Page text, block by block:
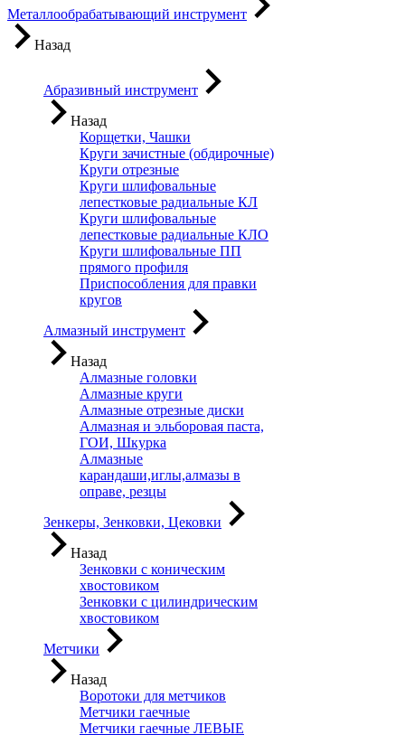
Металлообрабатывающий инструмент
Назад
Абразивный инструмент
Назад
Корщетки, Чашки
Круги зачистные (обдирочные)
Круги отрезные
Круги шлифовальные
лепестковые радиальные КЛ
Круги шлифовальные
лепестковые радиальные КЛО
Круги шлифовальные ПП
прямого профиля
Приспособления для правки
кругов
Алмазный инструмент
Назад
Алмазные головки
Алмазные круги
Алмазные отрезные диски
Алмазная и эльборовая паста,
ГОИ, Шкурка
Алмазные
карандаши,иглы,алмазы в
оправе, резцы
Зенкеры, Зенковки, Цековки
Назад
Зенковки с коническим
хвостовиком
Зенковки с цилиндрическим
хвостовиком
Метчики
Назад
Воротоки для метчиков
Метчики гаечные
Метчики гаечные ЛЕВЫЕ